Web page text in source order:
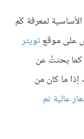
لمعرفة كَم
على موقعتويتر
ما كان من
عالية ثم